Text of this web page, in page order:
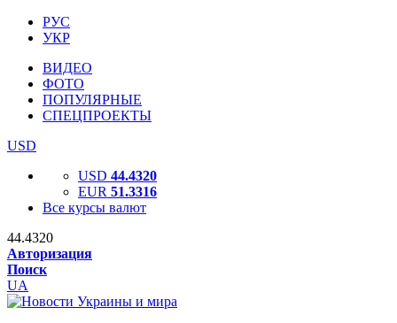
РУС
УКР
ВИДЕО
ФОТО
ПОПУЛЯРНЫЕ
СПЕЦПРОЕКТЫ
USD
USD 44.4320
EUR 51.3316
Все курсы валют
44.4320
Авторизация
Поиск
UA